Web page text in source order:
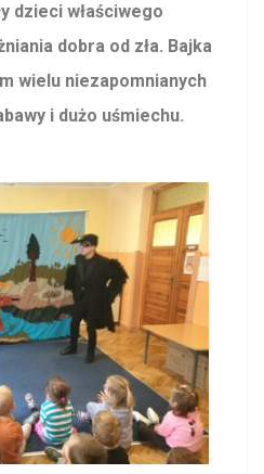
dzieci właściwego
dobra od zła. Bajka
wielu niezapomnianych
i dużo uśmiechu.